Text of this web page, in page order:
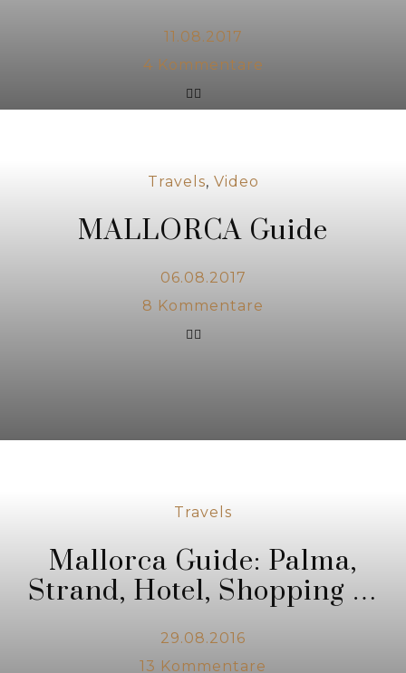
11.08.2017
4 Kommentare
Travels, Video
MALLORCA Guide
06.08.2017
8 Kommentare
Travels
Mallorca Guide: Palma,
Strand, Hotel, Shopping …
29.08.2016
13 Kommentare